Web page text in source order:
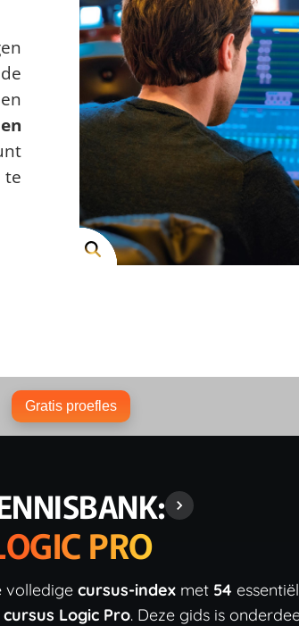
te
Gratis proefles
PRO
volledige cursus-indexmet 54
cursus Logic Pro. Deze gids is